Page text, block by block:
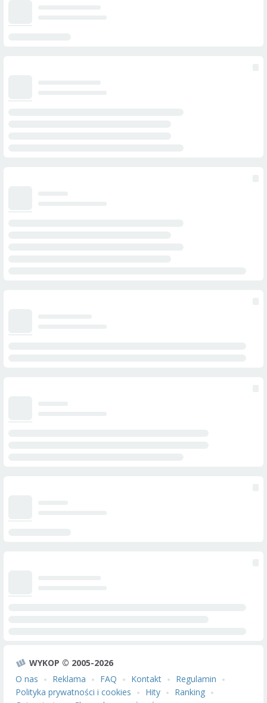
WYKOP © 2005-2026
O nas
Reklama FAQ Kontakt
Regulamin
Polityka prywatności i cookies
Hity
Ranking